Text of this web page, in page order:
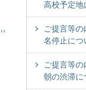
高校予定地
ご提言等
名停止につ
ご提言等
朝の渋滞に